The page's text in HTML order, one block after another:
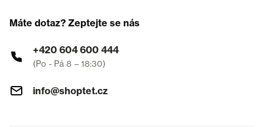
Máte dotaz? Zeptejte se nás
+420 604 600 444
(Po - Pá 8 – 18:30)
info@shoptet.cz